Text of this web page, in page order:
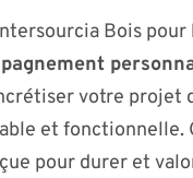
Bois
votre projet
et fonctionnelle.
pour durer et